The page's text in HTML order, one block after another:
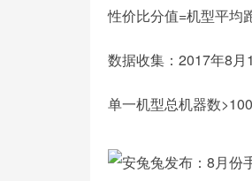
性价比分值=机型平均
数据收集：2017年8月
单一机型总机器数